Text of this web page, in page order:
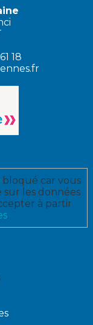
18
car vous
les données
à partir
.